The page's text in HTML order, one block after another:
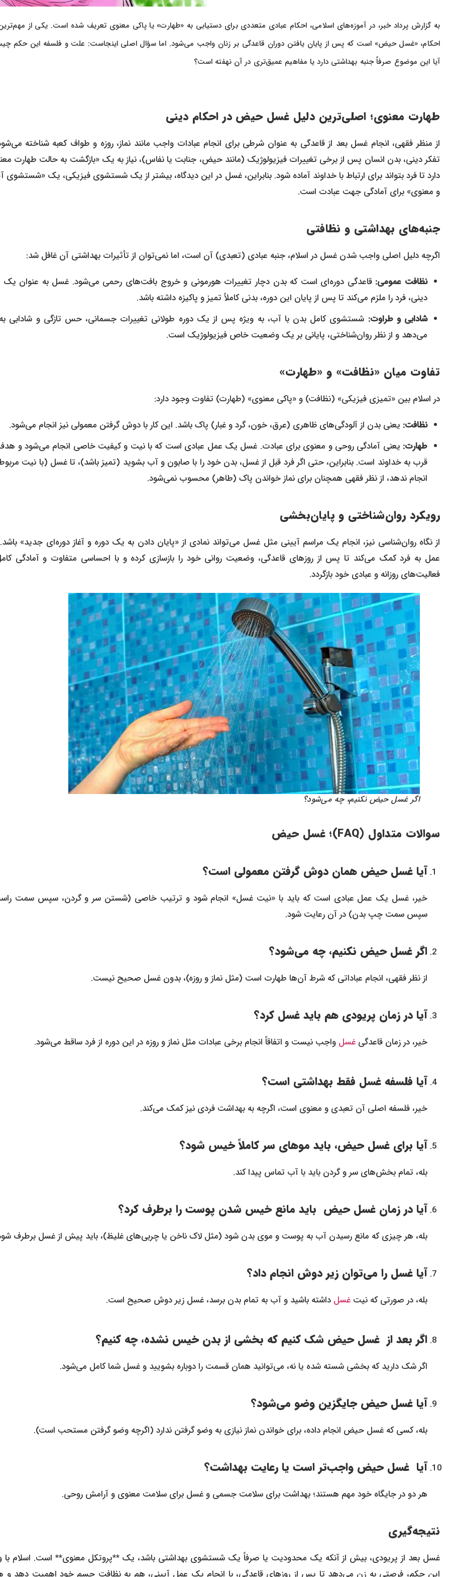
به گزارش پرداد خبر، در آموزه‌های اسلامی، احکام عبادی متعددی برای دستیابی به «طهارت» یا پاکی معنوی تعریف شده است. یکی از
احکام، «غسل حیض» است که پس از پایان یافتن دوران قاعدگی بر زنان واجب می‌شود. اما سؤال اصلی اینجاست: علت و فلسفه این حکم
آیا این موضوع صرفاً جنبه بهداشتی دارد یا مفاهیم عمیق‌تری در آن نهفته است؟
طهارت معنوی؛ اصلی‌ترین دلیل غسل حیض در احکام دینی
از منظر فقهی، انجام غسل بعد از قاعدگی به عنوان شرطی برای انجام عبادات واجب مانند نماز، روزه و طواف کعبه شناخته
تفکر دینی، بدن انسان پس از برخی تغییرات فیزیولوژیک (مانند حیض، جنابت یا نفاس)، نیاز به یک «بازگشت به حالت طهارت
دارد تا فرد بتواند برای ارتباط با خداوند آماده شود. بنابراین، غسل در این دیدگاه، بیشتر از یک شستشوی فیزیکی، یک «شستشوی
و معنوی» برای آمادگی جهت عبادت است.
جنبه‌های بهداشتی و نظافتی
اگرچه دلیل اصلی واجب شدن غسل در اسلام، جنبه عبادی (تعبدی) آن است، اما نمی‌توان از تأثیرات بهداشتی آن غافل شد:
نظافت عمومی: قاعدگی دوره‌ای است که بدن دچار تغییرات هورمونی و خروج بافت‌های رحمی می‌شود. غسل به عنوان یک
دینی، فرد را ملزم می‌کند تا پس از پایان این دوره، بدنی کاملاً تمیز و پاکیزه داشته باشد.
شادابی و طراوت: شستشوی کامل بدن با آب، به ویژه پس از یک دوره طولانی تغییرات جسمانی، حس تازگی و شادابی
می‌دهد و از نظر روان‌شناختی، پایانی بر یک وضعیت خاص فیزیولوژیک است.
تفاوت میان «نظافت» و «طهارت»
در اسلام بین «تمیزی فیزیکی» (نظافت) و «پاکی معنوی» (طهارت) تفاوت وجود دارد:
نظافت: یعنی بدن از آلودگی‌های ظاهری (عرق، خون، گرد و غبار) پاک باشد. این کار با دوش گرفتن معمولی نیز انجام می‌شود.
طهارت: یعنی آمادگی روحی و معنوی برای عبادت. غسل یک عمل عبادی است که با نیت و کیفیت خاصی انجام می‌شود و
قرب به خداوند است. بنابراین، حتی اگر فرد قبل از غسل، بدن خود را با صابون و آب بشوید (تمیز باشد)، تا غسل (با نیت
انجام ندهد، از نظر فقهی همچنان برای نماز خواندن پاک (طاهر) محسوب نمی‌شود.
رویکرد روان‌شناختی و پایان‌بخشی
از نگاه روان‌شناسی نیز، انجام یک مراسم آیینی مثل غسل می‌تواند نمادی از «پایان دادن به یک دوره و آغاز دوره‌ای جدید»
عمل به فرد کمک می‌کند تا پس از روزهای قاعدگی، وضعیت روانی خود را بازسازی کرده و با احساسی متفاوت و آمادگی
فعالیت‌های روزانه و عبادی خود بازگردد.
اگر غسل حیض نکنیم، چه می‌شود؟
سوالات متداول (FAQ)؛ غسل حیض
آیا غسل حیض همان دوش گرفتن معمولی است؟
خیر، غسل یک عمل عبادی است که باید با «نیت غسل» انجام شود و ترتیب خاصی (شستن سر و گردن، سپس سمت
سپس سمت چپ بدن) در آن رعایت شود.
اگر غسل حیض نکنیم، چه می‌شود؟
از نظر فقهی، انجام عباداتی که شرط آن‌ها طهارت است (مثل نماز و روزه)، بدون غسل صحیح نیست.
آیا در زمان پریودی هم باید غسل کرد؟
خیر، در زمان قاعدگی غسل واجب نیست و اتفاقاً انجام برخی عبادات مثل نماز و روزه در این دوره از فرد ساقط می‌شود.
آیا فلسفه غسل فقط بهداشتی است؟
خیر، فلسفه اصلی آن تعبدی و معنوی است، اگرچه به بهداشت فردی نیز کمک می‌کند.
آیا برای غسل حیض، باید موهای سر کاملاً خیس شود؟
بله، تمام بخش‌های سر و گردن باید با آب تماس پیدا کند.
آیا در زمان غسل حیض باید مانع خیس شدن پوست را برطرف کرد؟
بله، هر چیزی که مانع رسیدن آب به پوست و موی بدن شود (مثل لاک ناخن یا چربی‌های غلیظ)، باید پیش از غسل برطرف
آیا غسل را می‌توان زیر دوش انجام داد؟
بله، در صورتی که نیت غسل داشته باشید و آب به تمام بدن برسد، غسل زیر دوش صحیح است.
اگر بعد از غسل حیض شک کنیم که بخشی از بدن خیس نشده، چه کنیم؟
اگر شک دارید که بخشی شسته شده یا نه، می‌توانید همان قسمت را دوباره بشویید و غسل شما کامل می‌شود.
آیا غسل حیض جایگزین وضو می‌شود؟
بله، کسی که غسل حیض انجام داده، برای خواندن نماز نیازی به وضو گرفتن ندارد (اگرچه وضو گرفتن مستحب است).
آیا غسل حیض واجب‌تر است یا رعایت بهداشت؟
هر دو در جایگاه خود مهم هستند؛ بهداشت برای سلامت جسمی و غسل برای سلامت معنوی و آرامش روحی.
نتیجه‌گیری
غسل بعد از پریودی، بیش از آنکه یک محدودیت یا صرفاً یک شستشوی بهداشتی باشد، یک **پروتکل معنوی** است. اسلام
این حکم، فرصتی به زن می‌دهد تا پس از روزهای قاعدگی، با انجام یک عمل آیینی، هم به نظافت جسم خود اهمیت دهد و